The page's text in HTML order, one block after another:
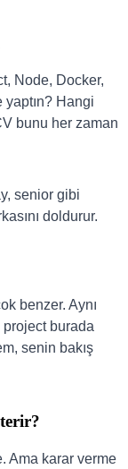
Node, Docker,
Hangi
bunu her zaman
senior gibi
doldurur.
benzer. Aynı
project burada
senin bakış
Ama karar verme